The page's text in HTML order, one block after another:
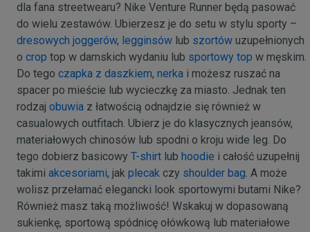
dla fana streetwearu? Nike Venture Runner będą pasować
do wielu zestawów. Ubierzesz je do setu w stylu sporty –
dresowych joggerów, legginsów lub szortów uzupełnionych
o crop top w damskich wydaniu lub sportowy top w męskim.
Do tego czapka z daszkiem, nerka i możesz ruszać na
spacer po mieście lub wycieczkę za miasto. Jednak ten
rodzaj obuwia z łatwością odnajdzie się również w
casualowych outfitach. Ubierz je do klasycznych jeansów,
materiałowych chinosów lub spodni o kroju wide leg. Do
tego dobierz basicowy T-shirt lub hoodie i całość uzupełnij
takimi akcesoriami, jak plecak czy shoulder bag. A może
wolisz przełamać elegancki look sportowymi butami Nike?
Również masz taką możliwość! Wskakuj w dopasowaną
sukienkę, sportową spódnicę ołówkową lub materiałowe